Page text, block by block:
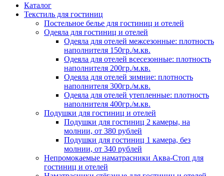
Каталог
Текстиль для гостиниц
Постельное белье для гостиниц и отелей
Одеяла для гостиниц и отелей
Одеяла для отелей межсезонные: плотность
наполнителя 150гр./м.кв.
Одеяла для отелей всесезонные: плотность
наполнителя 200гр./м.кв.
Одеяла для отелей зимние: плотность
наполнителя 300гр./м.кв.
Одеяла для отелей утепленные: плотность
наполнителя 400гр./м.кв.
Подушки для гостиниц и отелей
Подушки для гостиниц 2 камеры, на
молнии, от 380 рублей
Подушки для гостиниц 1 камера, без
молнии, от 340 рублей
Непромокаемые наматрасники Аква-Стоп для
гостиниц и отелей